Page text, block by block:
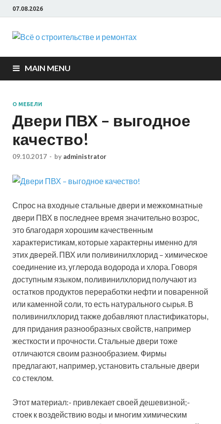
07.08.2026
Всё о
MAIN MENU
О МЕБЕЛИ
Двери ПВХ – выгодное
качество!
09.10.2017 - by administrator
Спрос на входные стальные двери и межкомнатные
двери ПВХ в последнее время значительно возрос,
это благодаря хорошим качественным
характеристикам, которые характерны именно для
этих дверей. ПВХ или поливинилхлорид – химическое
соединение из, углерода водорода и хлора. Говоря
доступным языком, поливинилхлорид получают из
остатков продуктов переработки нефти и поваренной
или каменной соли, то есть натурального сырья. В
поливинилхлорид также добавляют пластификаторы,
для придания разнообразных свойств, например
жесткости и прочности. Стальные двери тоже
отличаются своим разнообразием. Фирмы
предлагают, например, установить стальные двери
со стеклом.
Этот материал:- привлекает своей дешевизной;-
стоек к воздействию воды и многим химическим